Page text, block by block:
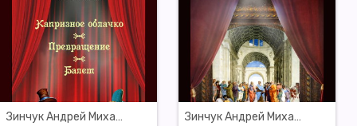
Зинчук Андрей Михайлович
Зинчук Андрей Михайлович